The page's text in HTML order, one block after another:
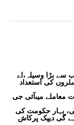
سے بڑا وسیلہ،اے
کی استعداد
معاملے میںآئی جی
بہار حکومت کی
فیصلہ،اب 16 مارچ 2027 تک رہے گی دیپک پرکاش